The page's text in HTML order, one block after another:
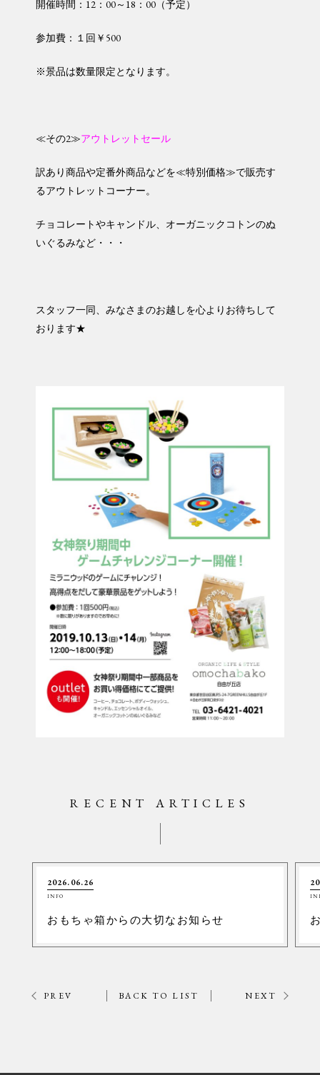
開催時間：12：00～18：00（予定）
参加費：１回￥500
※景品は数量限定となります。
≪その2≫アウトレットセール
訳あり商品や定番外商品などを≪特別価格≫で販売す
るアウトレットコーナー。
チョコレートやキャンドル、オーガニックコトンのぬ
いぐるみなど・・・
スタッフ一同、みなさまのお越しを心よりお待ちして
おります★
RECENT ARTICLES
2026.06.26
INFO
おもちゃ箱からの大切なお知らせ
PREV BACK TO LIST NEXT